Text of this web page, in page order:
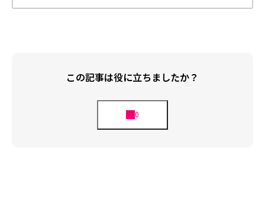
この記事は役に立ちましたか？